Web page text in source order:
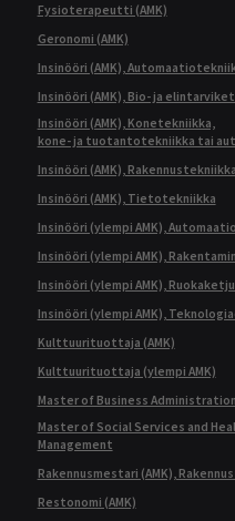
Fysioterapeutti (AMK)
Geronomi (AMK)
Insinööri (AMK),
Insinööri (AMK), Bio- ja
Insinööri (AMK), Konetekniikka,
kone- ja tuotantotekniikka tai
Insinööri (AMK), Rakennustekniikka
Insinööri (AMK), Tietotekniikka
Insinööri (ylempi AMK),
Insinööri (ylempi AMK),
Insinööri (ylempi AMK),
Insinööri (ylempi AMK),
Kulttuurituottaja (AMK)
Kulttuurituottaja (ylempi AMK)
Master of Business
Master of Social Services and
Management
Rakennusmestari (AMK),
Restonomi (AMK)